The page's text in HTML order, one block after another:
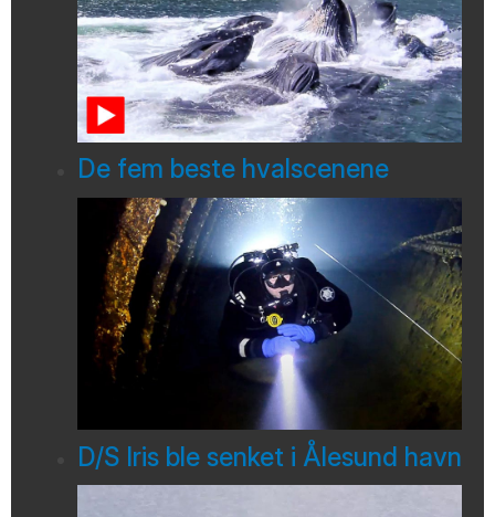
De fem beste hvalscenene
D/S Iris ble senket i Ålesund havn